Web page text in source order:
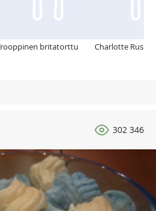
britatorttu Charlotte Russe
302 346